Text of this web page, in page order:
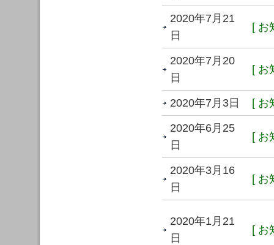
2020年7月21
日
[ お
2020年7月20
日
[ お
2020年7月3日 [ お
2020年6月25
日
[ お
2020年3月16
日
[ お
2020年1月21
日
[ お